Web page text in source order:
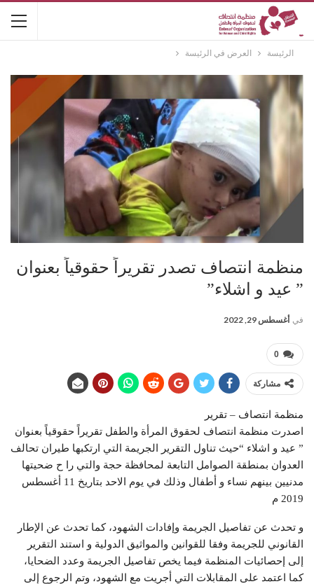
الرئيسة العرض في الرئيسة
منظمة انتصاف تصدر تقريراً حقوقياً بعنوان
” عيد و اشلاء”
في أغسطس 29, 2022
0
مشاركة
منظمة انتصاف – تقرير
اصدرت منظمة انتصاف لحقوق المرأة والطفل تقريراً حقوقياً بعنوان
” عيد و اشلاء “حيث تناول التقرير الجريمة التي ارتكبها طيران تحالف
العدوان بمنطقة الصوامل التابعة لمحافظة حجة والتي را ح ضحيتها
مدنيين بينهم نساء و أطفال وذلك في يوم الاحد بتاريخ 11 أغسطس
2019 م
و تحدث عن تفاصيل الجريمة وإفادات الشهود، كما تحدث عن الإطار
القانوني للجريمة وفقا للقوانين والمواثيق الدولية و استند التقرير
إلى إحصائيات المنظمة فيما يخص تفاصيل الجريمة وعدد الضحايا،
كما اعتمد على المقابلات التي أجريت مع الشهود، وتم الرجوع إلى